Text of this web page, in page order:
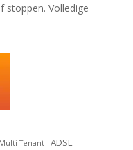
stoppen. Volledige
Tenant ADSL